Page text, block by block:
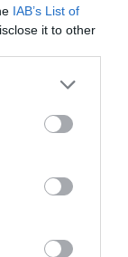
IAB’s List of
it to other
salariu
. Dintre aceștia,
euro
euro
285.395